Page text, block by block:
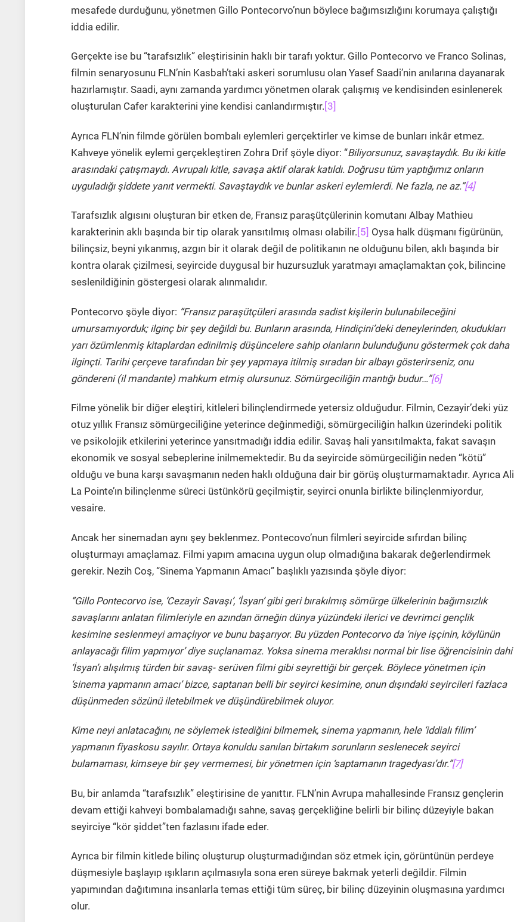
mesafede durduğunu, yönetmen Gillo Pontecorvo’nun böylece bağımsızlığını korumaya çalıştığı
iddia edilir.
Gerçekte ise bu “tarafsızlık” eleştirisinin haklı bir tarafı yoktur. Gillo Pontecorvo ve Franco Solinas,
filmin senaryosunu FLN’nin Kasbah’taki askeri sorumlusu olan Yasef Saadi’nin anılarına dayanarak
hazırlamıştır. Saadi, aynı zamanda yardımcı yönetmen olarak çalışmış ve kendisinden esinlenerek
oluşturulan Cafer karakterini yine kendisi canlandırmıştır. [3]
Ayrıca FLN’nin filmde görülen bombalı eylemleri gerçektirler ve kimse de bunları inkâr etmez.
Kahveye yönelik eylemi gerçekleştiren Zohra Drif şöyle diyor: “Biliyorsunuz, savaştaydık. Bu iki kitle
arasındaki çatışmaydı. Avrupalı kitle, savaşa aktif olarak katıldı. Doğrusu tüm yaptığımız onların
uyguladığı şiddete yanıt vermekti. Savaştaydık ve bunlar askeri eylemlerdi. Ne fazla, ne az.”[4]
Tarafsızlık algısını oluşturan bir etken de, Fransız paraşütçülerinin komutanı Albay Mathieu
karakterinin aklı başında bir tip olarak yansıtılmış olması olabilir. [5] Oysa halk düşmanı figürünün,
bilinçsiz, beyni yıkanmış, azgın bir it olarak değil de politikanın ne olduğunu bilen, aklı başında bir
kontra olarak çizilmesi, seyircide duygusal bir huzursuzluk yaratmayı amaçlamaktan çok, bilincine
seslenildiğinin göstergesi olarak alınmalıdır.
Pontecorvo şöyle diyor: “Fransız paraşütçüleri arasında sadist kişilerin bulunabileceğini
umursamıyorduk; ilginç bir şey değildi bu. Bunların arasında, Hindiçini’deki deneylerinden, okudukları
yarı özümlenmiş kitaplardan edinilmiş düşüncelere sahip olanların bulunduğunu göstermek çok daha
ilginçti. Tarihi çerçeve tarafından bir şey yapmaya itilmiş sıradan bir albayı gösterirseniz, onu
göndereni (il mandante) mahkum etmiş olursunuz. Sömürgeciliğin mantığı budur…”[6]
Filme yönelik bir diğer eleştiri, kitleleri bilinçlendirmede yetersiz olduğudur. Filmin, Cezayir’deki yüz
otuz yıllık Fransız sömürgeciliğine yeterince değinmediği, sömürgeciliğin halkın üzerindeki politik
ve psikolojik etkilerini yeterince yansıtmadığı iddia edilir. Savaş hali yansıtılmakta, fakat savaşın
ekonomik ve sosyal sebeplerine inilmemektedir. Bu da seyircide sömürgeciliğin neden “kötü”
olduğu ve buna karşı savaşmanın neden haklı olduğuna dair bir görüş oluşturmamaktadır. Ayrıca Ali
La Pointe’ın bilinçlenme süreci üstünkörü geçilmiştir, seyirci onunla birlikte bilinçlenmiyordur,
vesaire.
Ancak her sinemadan aynı şey beklenmez. Pontecovo’nun filmleri seyircide sıfırdan bilinç
oluşturmayı amaçlamaz. Filmi yapım amacına uygun olup olmadığına bakarak değerlendirmek
gerekir. Nezih Coş, “Sinema Yapmanın Amacı” başlıklı yazısında şöyle diyor:
“Gillo Pontecorvo ise, ‘Cezayir Savaşı’, ‘İsyan’ gibi geri bırakılmış sömürge ülkelerinin bağımsızlık
savaşlarını anlatan filimleriyle en azından örneğin dünya yüzündeki ilerici ve devrimci gençlik
kesimine seslenmeyi amaçlıyor ve bunu başarıyor. Bu yüzden Pontecorvo da ‘niye işçinin, köylünün
anlayacağı filim yapmıyor’ diye suçlanamaz. Yoksa sinema meraklısı normal bir lise öğrencisinin dahi
‘İsyan’ı alışılmış türden bir savaş- serüven filmi gibi seyrettiği bir gerçek. Böylece yönetmen için
‘sinema yapmanın amacı’ bizce, saptanan belli bir seyirci kesimine, onun dışındaki seyircileri fazlaca
düşünmeden sözünü iletebilmek ve düşündürebilmek oluyor.
Kime neyi anlatacağını, ne söylemek istediğini bilmemek, sinema yapmanın, hele ‘iddialı filim’
yapmanın fiyaskosu sayılır. Ortaya konuldu sanılan birtakım sorunların seslenecek seyirci
bulamaması, kimseye bir şey vermemesi, bir yönetmen için ‘saptamanın tragedyası’dır.”[7]
Bu, bir anlamda “tarafsızlık” eleştirisine de yanıttır. FLN’nin Avrupa mahallesinde Fransız gençlerin
devam ettiği kahveyi bombalamadığı sahne, savaş gerçekliğine belirli bir bilinç düzeyiyle bakan
seyirciye “kör şiddet”ten fazlasını ifade eder.
Ayrıca bir filmin kitlede bilinç oluşturup oluşturmadığından söz etmek için, görüntünün perdeye
düşmesiyle başlayıp ışıkların açılmasıyla sona eren süreye bakmak yeterli değildir. Filmin
yapımından dağıtımına insanlarla temas ettiği tüm süreç, bir bilinç düzeyinin oluşmasına yardımcı
olur.